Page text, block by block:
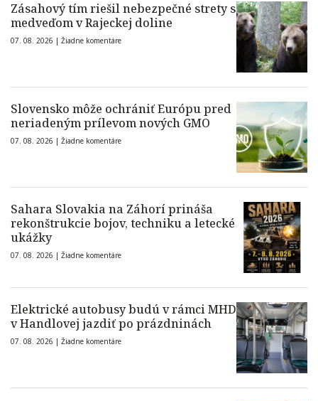
Zásahový tím riešil nebezpečné strety s
medveďom v Rajeckej doline
07. 08. 2026 | Žiadne komentáre
Slovensko môže ochrániť Európu pred
neriadeným prílevom nových GMO
07. 08. 2026 | Žiadne komentáre
Sahara Slovakia na Záhorí prináša
rekonštrukcie bojov, techniku a letecké
ukážky
07. 08. 2026 | Žiadne komentáre
Elektrické autobusy budú v rámci MHD
v Handlovej jazdiť po prázdninách
07. 08. 2026 | Žiadne komentáre